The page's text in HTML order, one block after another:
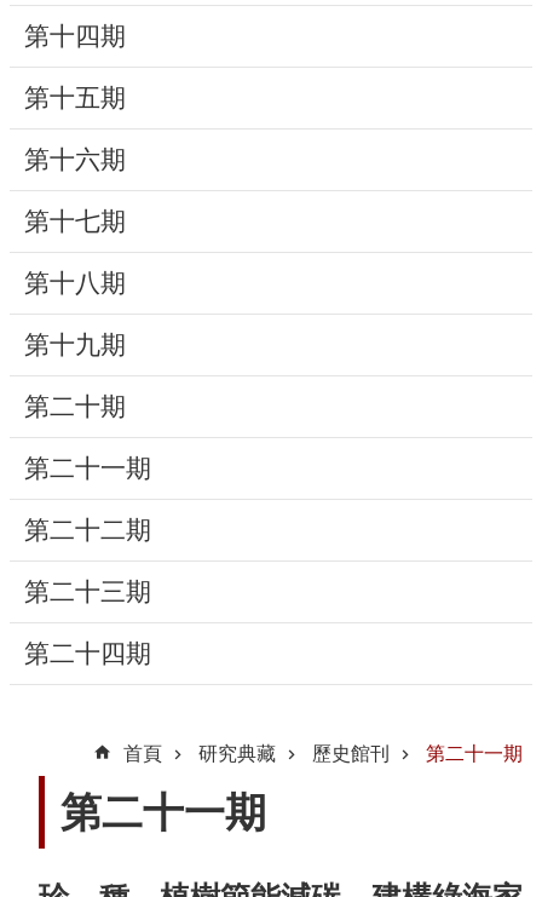
民
服
研
究
典
藏
性
別
平
等
政
府
資
訊
公
開
及
資
第十四期
第十五期
第十六期
第十七期
第十八期
第十九期
第二十期
第二十一期
第二十二期
第二十三期
第二十四期
首頁 研究典藏 歷史館刊 第二十一期
第二十一期